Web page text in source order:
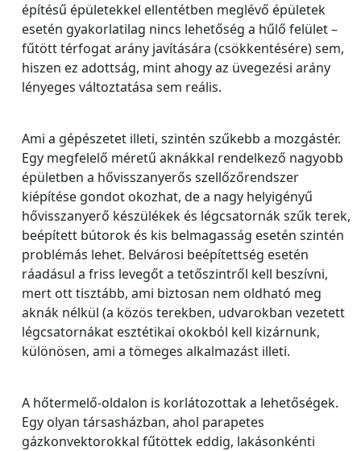
építésű épületekkel ellentétben meglévő épületek
esetén gyakorlatilag nincs lehetőség a hűlő felület –
fűtött térfogat arány javítására (csökkentésére) sem,
hiszen ez adottság, mint ahogy az üvegezési arány
lényeges változtatása sem reális.
Ami a gépészetet illeti, szintén szűkebb a mozgástér.
Egy megfelelő méretű aknákkal rendelkező nagyobb
épületben a hővisszanyerős szellőzőrendszer
kiépítése gondot okozhat, de a nagy helyigényű
hővisszanyerő készülékek és légcsatornák szűk terek,
beépített bútorok és kis belmagasság esetén szintén
problémás lehet. Belvárosi beépítettség esetén
ráadásul a friss levegőt a tetőszintről kell beszívni,
mert ott tisztább, ami biztosan nem oldható meg
aknák nélkül (a közös terekben, udvarokban vezetett
légcsatornákat esztétikai okokból kell kizárnunk,
különösen, ami a tömeges alkalmazást illeti.
A hőtermelő-oldalon is korlátozottak a lehetőségek.
Egy olyan társasházban, ahol parapetes
gázkonvektorokkal fűtöttek eddig, lakásonkénti